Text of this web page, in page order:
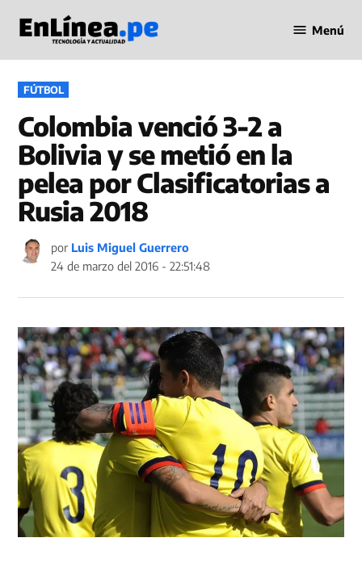
contenido
en Línea
Menú
PUBLICADO
EN
FÚTBOL
Colombia venció 3-2 a
Bolivia y se metió en la
pelea por Clasificatorias a
Rusia 2018
por Luis Miguel Guerrero
24 de marzo del 2016 - 22:51:48